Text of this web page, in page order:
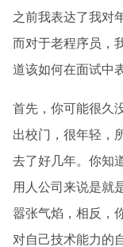
之前我表达了我对
而对于老程序员，
道该如何在面试中
首先，你可能很久
出校门，很年轻，
去了好几年。你知
用人公司来说是就
嚣张气焰，相反，
对自己技术能力的